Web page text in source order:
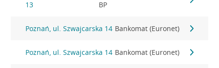
13
BP
Poznań, ul. Szwajcarska 14 Bankomat (Euronet)
Poznań, ul. Szwajcarska 14 Bankomat (Euronet)